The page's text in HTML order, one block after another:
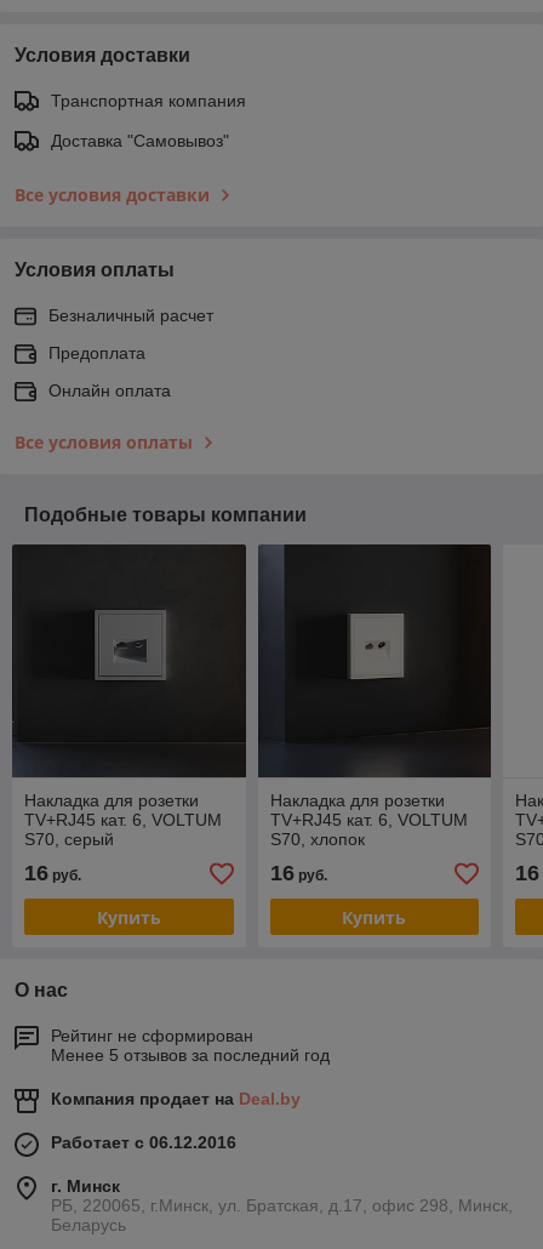
Условия доставки
Транспортная компания
Доставка "Самовывоз"
Все условия доставки
Условия оплаты
Безналичный расчет
Предоплата
Онлайн оплата
Все условия оплаты
Подобные товары компании
Накладка для розетки
TV+RJ45 кат. 6, VOLTUM
S70, серый
16 руб.
Купить
Накладка для розетки
TV+RJ45 кат. 6, VOLTUM
S70, хлопок
16руб.
Купить
16
О нас
Рейтинг не сформирован
Менее 5 отзывов за последний год
Компания продает на Deal.by
Работает с 06.12.2016
г. Минск
РБ, 220065, г.Минск, ул. Братская, д.17, офис 298, Минск,
Беларусь